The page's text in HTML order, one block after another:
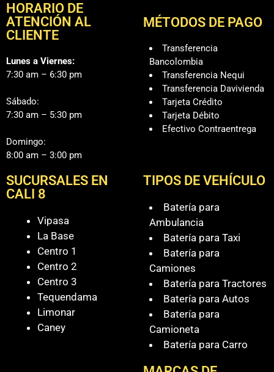
HORARIO DE
ATENCIÓN AL
CLIENTE
Lunes a Viernes:
7:30 am – 6:30 pm
Sábado:
7:30 am – 5:30 pm
Domingo:
8:00 am – 3:00 pm
MÉTODOS DE PAGO
Transferencia
Bancolombia
Transferencia Nequi
Transferencia Davivienda
Tarjeta Crédito
Tarjeta Débito
Efectivo Contraentrega
SUCURSALES EN
CALI 8
Vipasa
La Base
Centro 1
Centro 2
Centro 3
Tequendama
Limonar
Caney
TIPOS DE VEHÍCULO
Batería para
Ambulancia
Batería para Taxi
Batería para
Camiones
Batería para Tractores
Batería para Autos
Batería para
Camioneta
Batería para Carro